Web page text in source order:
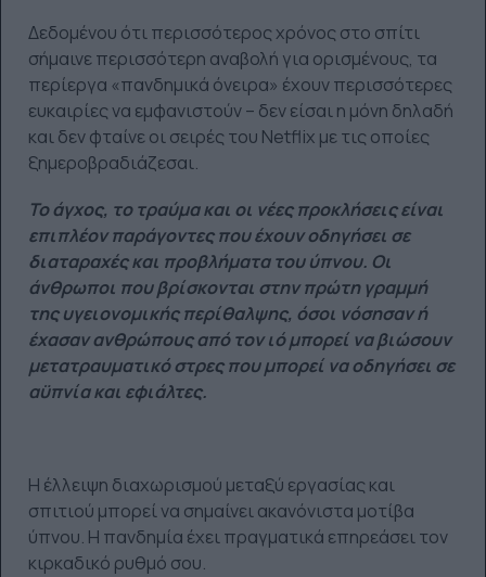
Δεδομένου ότι περισσότερος χρόνος στο σπίτι
σήμαινε περισσότερη αναβολή για ορισμένους, τα
περίεργα «πανδημικά όνειρα» έχουν περισσότερες
ευκαιρίες να εμφανιστούν – δεν είσαι η μόνη δηλαδή
και δεν φταίνε οι σειρές του Netflix με τις οποίες
ξημεροβραδιάζεσαι.
Το άγχος, το τραύμα και οι νέες προκλήσεις είναι
επιπλέον παράγοντες που έχουν οδηγήσει σε
διαταραχές και προβλήματα του ύπνου. Οι
άνθρωποι που βρίσκονται στην πρώτη γραμμή
της υγειονομικής περίθαλψης, όσοι νόσησαν ή
έχασαν ανθρώπους από τον ιό μπορεί να βιώσουν
μετατραυματικό στρες που μπορεί να οδηγήσει σε
αϋπνία και εφιάλτες.
Η έλλειψη διαχωρισμού μεταξύ εργασίας και
σπιτιού μπορεί να σημαίνει ακανόνιστα μοτίβα
ύπνου. Η πανδημία έχει πραγματικά επηρεάσει τον
κιρκαδικό ρυθμό σου.